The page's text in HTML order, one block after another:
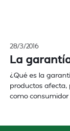
28/3/2016
La
¿Qué es la
productos
como consumidor